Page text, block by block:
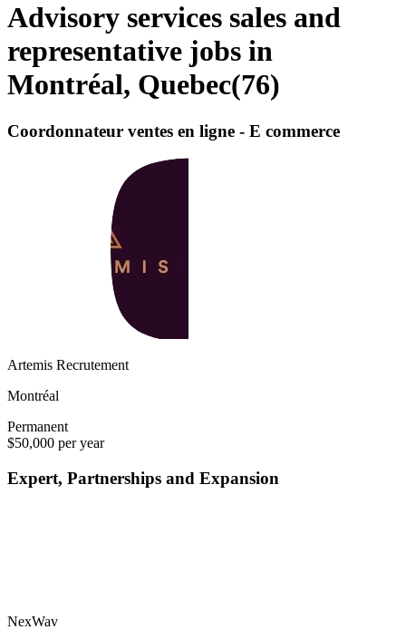
Advisory services sales and
representative jobs in
Montréal, Quebec(76)
Coordonnateur ventes en ligne - E commerce
Artemis Recrutement
Montréal
Permanent
$50,000 per year
Expert, Partnerships and Expansion
NexWav